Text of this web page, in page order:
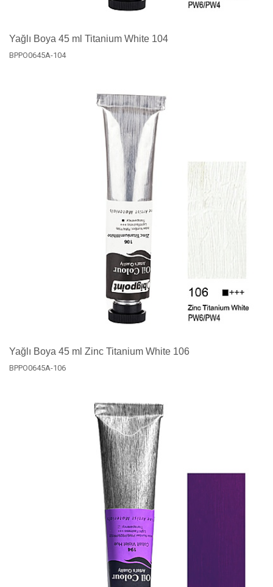
Yağlı Boya 45 ml Titanium White 104
BPPO0645A-104
Yağlı Boya 45 ml Zinc Titanium White 106
BPPO0645A-106